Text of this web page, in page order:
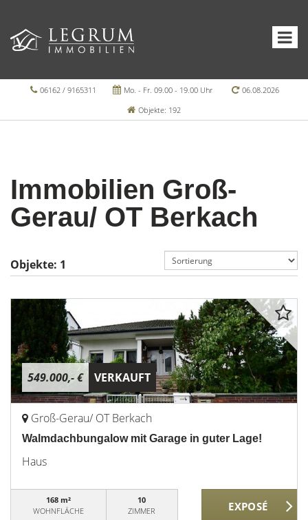
06162 / 9165311 Mo. - Fr. 09.00 - 19.00 Uhr
06.08.2026
Objekte: 192
Immobilien Groß-
Gerau/ OT Berkach
Objekte: 1
549.000,- € VERKAUFT
Groß-Gerau/ OT Berkach
Walmdachbungalow mit Garage in guter Lage!
Haus
168 m²
WOHNFLÄCHE
10
ZIMMER